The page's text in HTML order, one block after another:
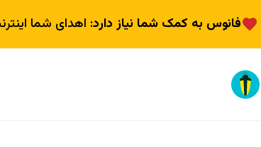
فانوس به کمک شما نیاز دارد: اهدای شما